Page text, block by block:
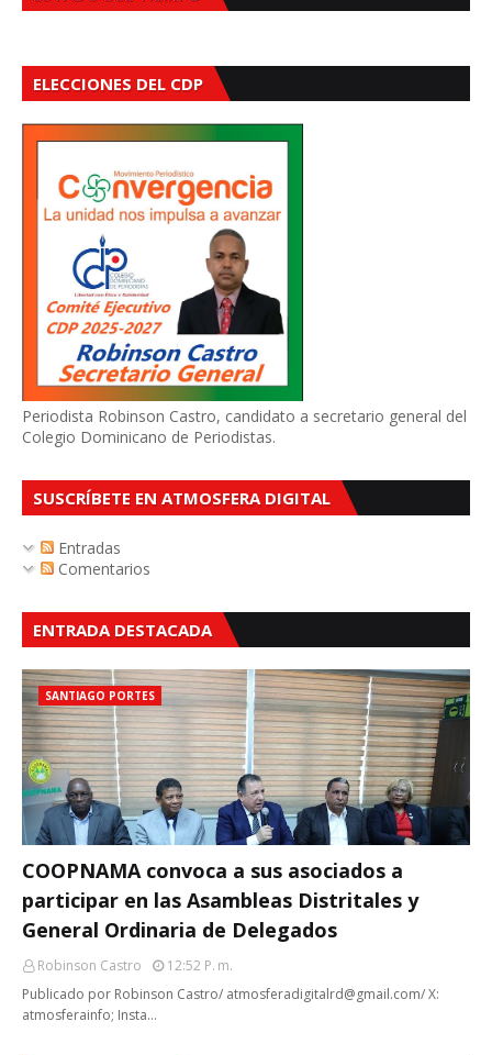
ELECCIONES DEL CDP
Periodista Robinson Castro, candidato a secretario general del
Colegio Dominicano de Periodistas.
SUSCRÍBETE EN ATMOSFERA DIGITAL
Entradas
Comentarios
ENTRADA DESTACADA
SANTIAGO PORTES
COOPNAMA convoca a sus asociados a
participar en las Asambleas Distritales y
General Ordinaria de Delegados
Robinson Castro
12:52 P. M.
Publicado por Robinson Castro/ atmosferadigitalrd@gmail.com/ X:
atmosferainfo; Insta…